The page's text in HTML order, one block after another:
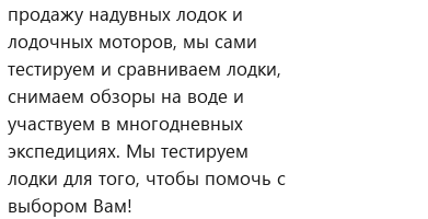
продажу надувных лодок и
лодочных моторов, мы сами
тестируем и сравниваем лодки,
снимаем обзоры на воде и
участвуем в многодневных
экспедициях. Мы тестируем
лодки для того, чтобы помочь с
выбором Вам!